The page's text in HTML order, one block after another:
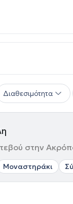
Διαθεσιμότητα
στην
Μοναστηράκι